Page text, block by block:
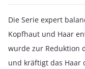
Die Serie expert
Kopfhaut und Haar
wurde zur Reduktion
und kräftigt das Haar